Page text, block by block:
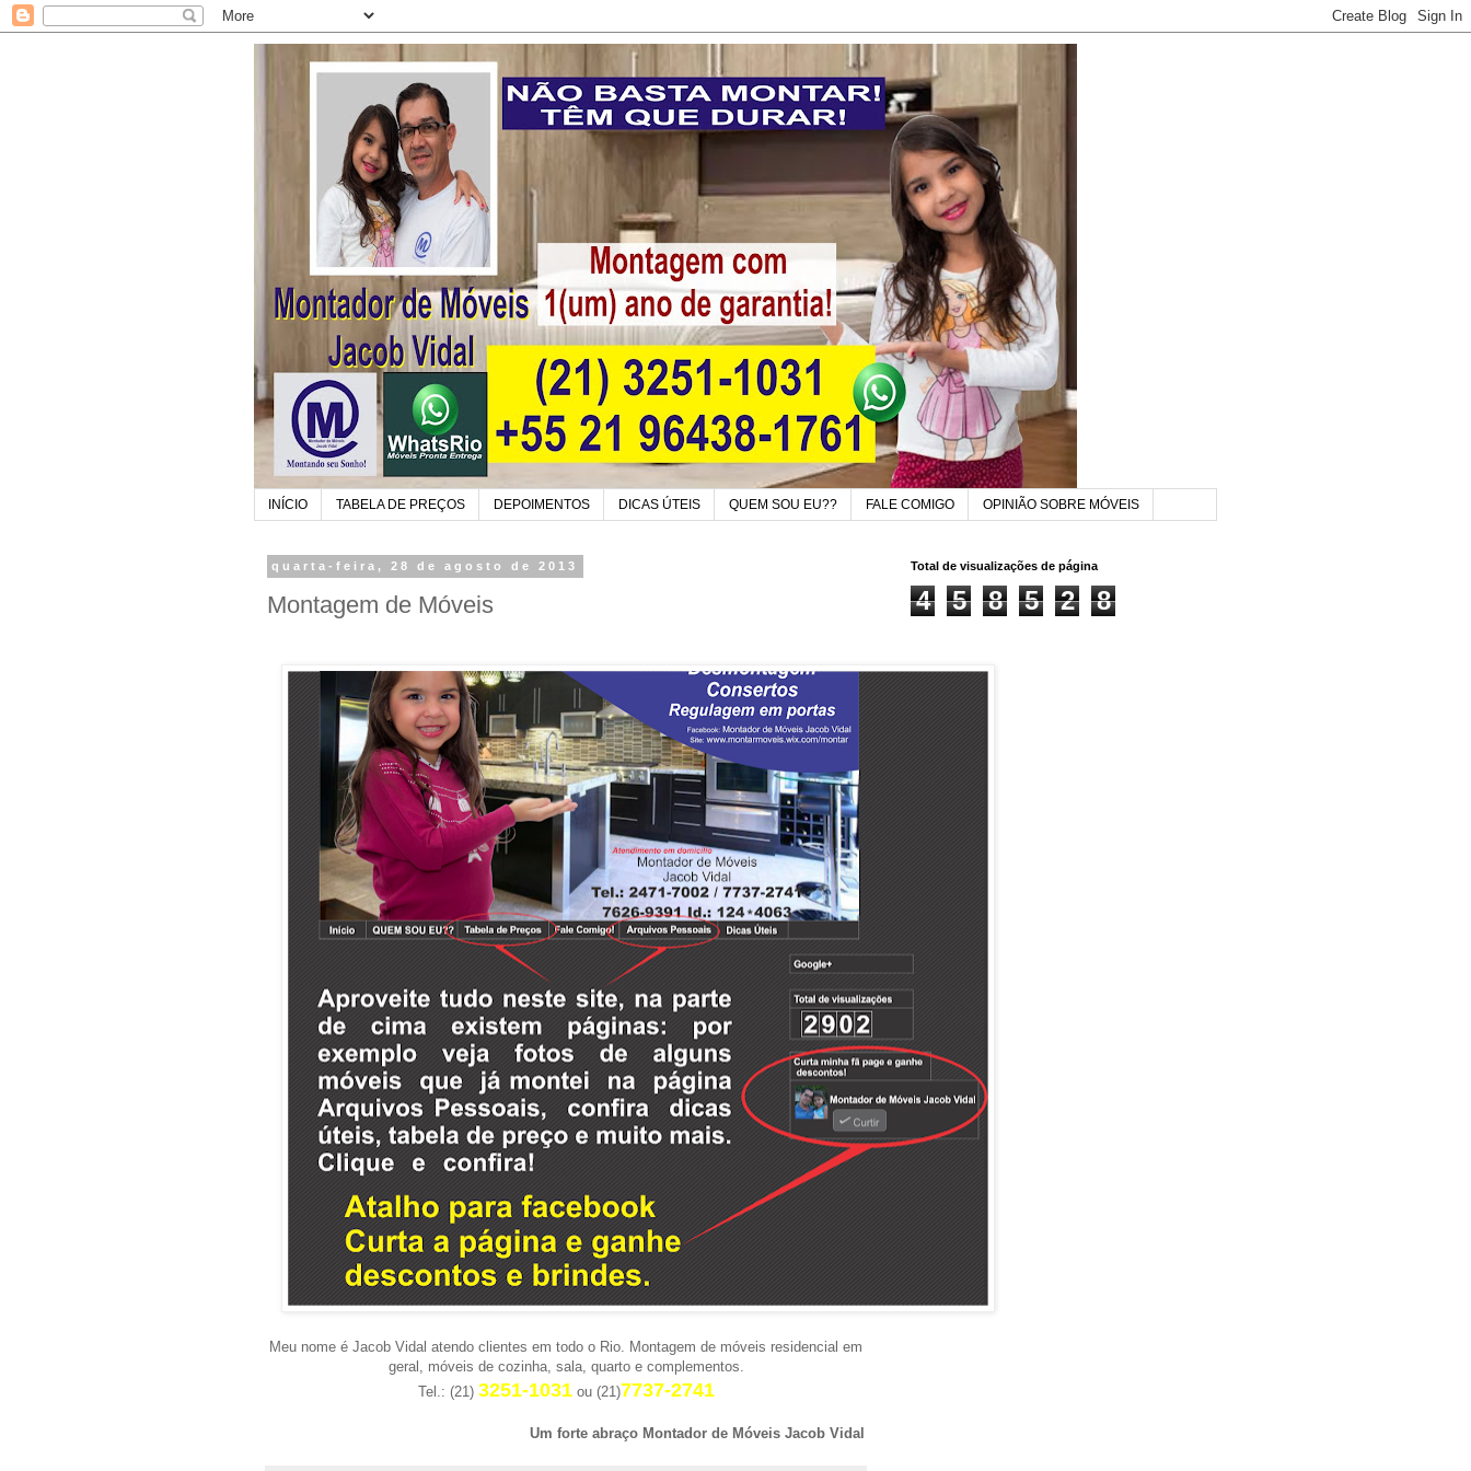
INÍCIO TABELA DE PREÇOS DEPOIMENTOS DICAS ÚTEIS QUEM SOU EU?? FALE COMIGO OPINIÃO SOBRE MÓVEIS
quarta-feira, 28 de agosto de 2013
Montagem de Móveis
Meu nome é Jacob Vidal atendo clientes em todo o Rio. Montagem de móveis residencial em
geral, móveis de cozinha, sala, quarto e complementos.
Tel.: (21) 3251-1031ou (21)7737-2741
Um forte abraço Montador de Móveis Jacob Vidal
Total de visualizações de página
4 5 8 5 2 8